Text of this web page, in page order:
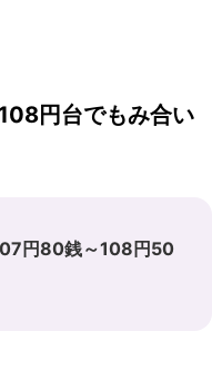
円台でもみ合い
円80銭～108円50